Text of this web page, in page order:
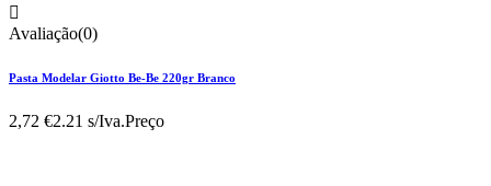

Avaliação(0)
Pasta Modelar Giotto Be-Be 220gr Branco
2,72 €2.21 s/Iva.Preço